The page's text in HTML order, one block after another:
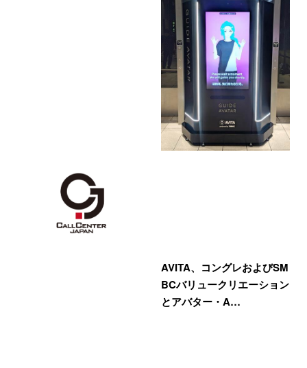
AVITA、コングレおよびSM
BCバリュークリエーション
とアバター・A…